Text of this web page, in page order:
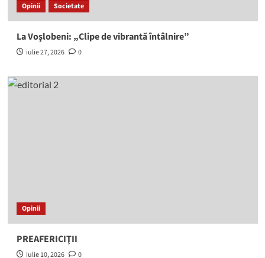
Opinii Societate
La Voşlobeni: „Clipe de vibrantă întâlnire”
iulie 27, 2026 0
Opinii
PREAFERICIŢII
iulie 10, 2026 0